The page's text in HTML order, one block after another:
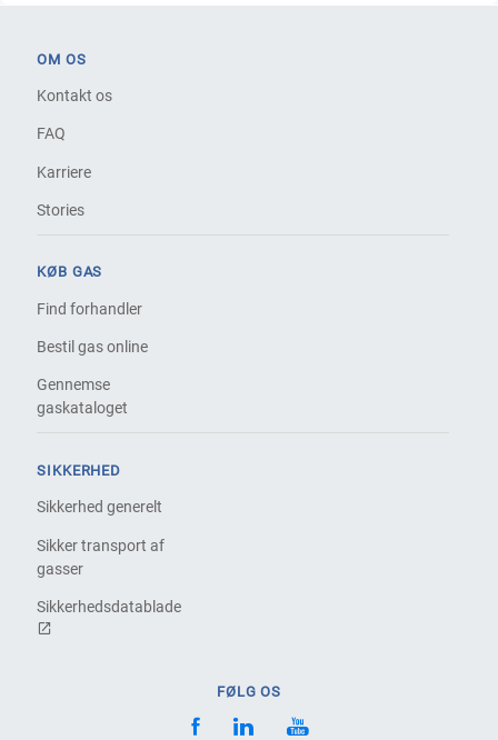
OM OS
Kontakt os
FAQ
Karriere
Stories
KØB GAS
Find forhandler
Bestil gas online
Gennemse
gaskataloget
SIKKERHED
Sikkerhed generelt
Sikker transport af
gasser
Sikkerhedsdatablade
FØLG OS